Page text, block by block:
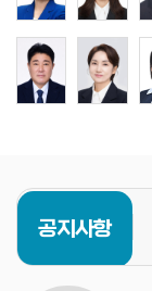
공지사항